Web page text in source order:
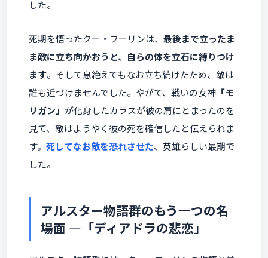
した。
死期を悟ったクー・フーリンは、 最後まで立ったま
ま敵に立ち向かおうと、自らの体を立石に縛りつけ
ます。そして息絶えてもなお立ち続けたため、敵は
誰も近づけませんでした。やがて、戦いの女神 「モ
リガン」 が化身したカラスが彼の肩にとまったのを
見て、敵はようやく彼の死を確信したと伝えられま
す。 死してなお敵を恐れさせた、英雄らしい最期で
した。
アルスター物語群のもう一つの名
場面 ―「ディアドラの悲恋」